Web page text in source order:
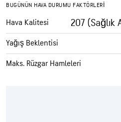
BUGÜNÜN HAVA DURUMU FAKTÖRLERI
Hava Kalitesi 207 (Sağlık
Yağış Beklentisi
Maks. Rüzgar Hamleleri